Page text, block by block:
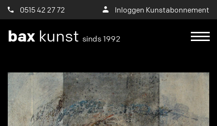
0515 42 27 72 Inloggen Kunstabonnement
bax kunst sinds 1992